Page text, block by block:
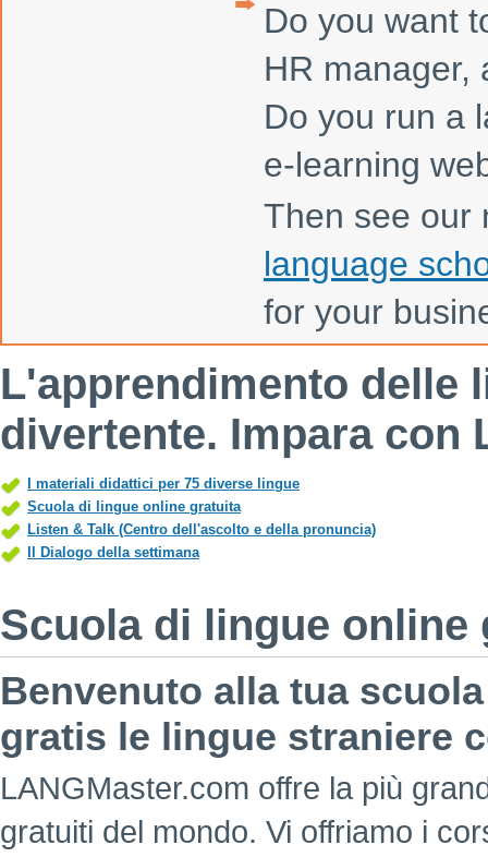
Do you want
HR manager,
Do you run a
e-learning
Then see our
language
for your
L'apprendimento delle
divertente. Impara con
I materiali didattici per 75 diverse lingue
Scuola di lingue online gratuita
Listen & Talk (Centro dell'ascolto e della pronuncia)
Il Dialogo della settimana
Scuola di lingue online
Benvenuto alla tua
gratis le lingue straniere
LANGMaster.com offre la più
gratuiti del mondo. Vi offriamo i